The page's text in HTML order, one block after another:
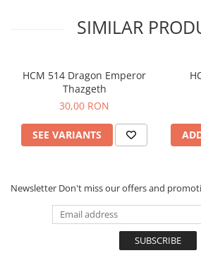
SIMILAR
HCM 514 Dragon Emperor
Thazgeth
30,00 RON
SEE VARIANTS
Newsletter Don't miss our offers and